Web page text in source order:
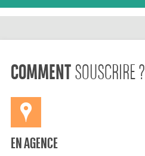
COMMENTSOUSCRIRE ?
EN AGENCE